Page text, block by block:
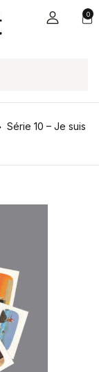
0
Série 10 – Je suis